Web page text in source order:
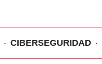
CIBERSEGURIDAD